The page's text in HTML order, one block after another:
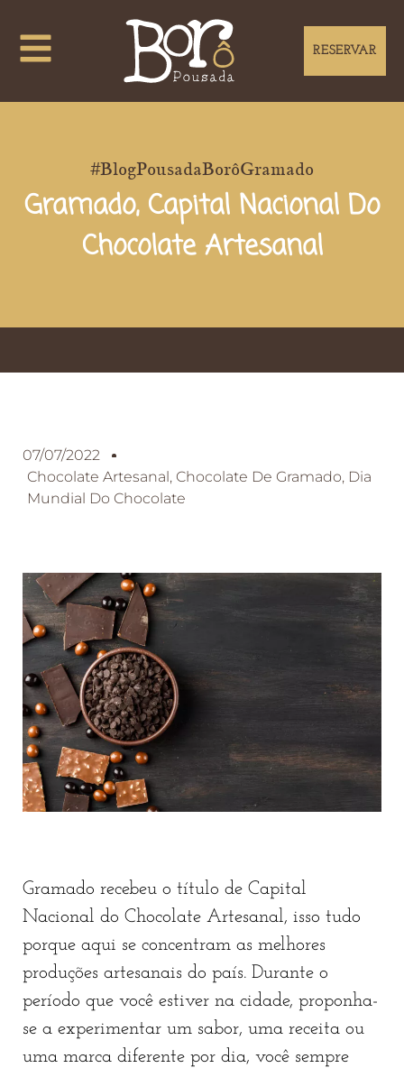
RESERVAR
#BlogPousadaBorôGramado
Gramado, Capital Nacional Do
Chocolate Artesanal
07/07/2022
Chocolate Artesanal, Chocolate De Gramado, Dia
Mundial Do Chocolate
Gramado recebeu o título de Capital
Nacional do Chocolate Artesanal, isso tudo
porque aqui se concentram as melhores
produções artesanais do país. Durante o
período que você estiver na cidade, proponha-
se a experimentar um sabor, uma receita ou
uma marca diferente por dia, você sempre